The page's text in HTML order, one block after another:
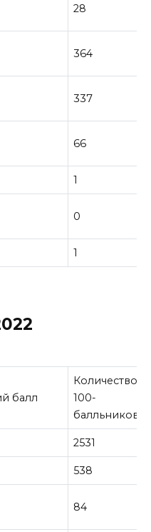
28
364
337
66
1
0
1
балл
Количество
100-
балльников
2531
538
84